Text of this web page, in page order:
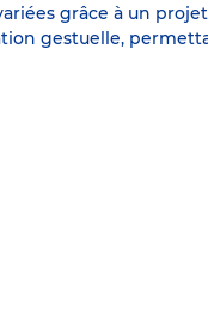
grâce à un
gestuelle,